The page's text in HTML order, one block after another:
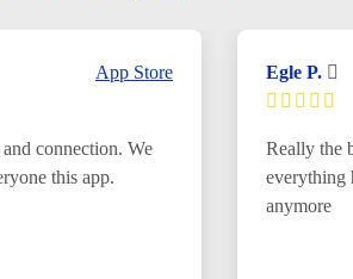
App Store
connection. We
this app.
Egle P.
Really the
everything
anymore